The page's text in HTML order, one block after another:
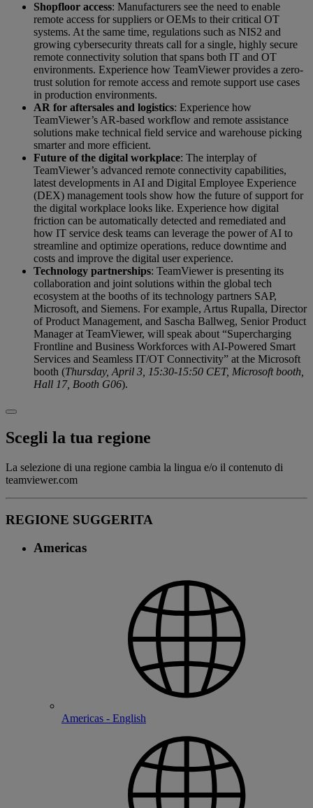
Shopfloor access: Manufacturers see the need to enable
remote access for suppliers or OEMs to their critical OT
systems. At the same time, regulations such as NIS2 and
growing cybersecurity threats call for a single, highly secure
remote connectivity solution that spans both IT and OT
environments. Experience how TeamViewer provides a zero-
trust solution for remote access and remote support use cases
in production environments.
AR for aftersales and logistics: Experience how
TeamViewer’s AR-based workflow and remote assistance
solutions make technical field service and warehouse picking
smarter and more efficient.
Future of the digital workplace: The interplay of
TeamViewer’s advanced remote connectivity capabilities,
latest developments in AI and Digital Employee Experience
(DEX) management tools show how the future of support for
the digital workplace looks like. Experience how digital
friction can be automatically detected and remediated and
how IT service desk teams can leverage the power of AI to
streamline and optimize operations, reduce downtime and
costs and improve the digital user experience.
Technology partnerships: TeamViewer is presenting its
collaboration and joint solutions within the global tech
ecosystem at the booths of its technology partners SAP,
Microsoft, and Siemens. For example, Artus Rupalla, Director
of Product Management, and Sascha Ballweg, Senior Product
Manager at TeamViewer, will speak about “Supercharging
Frontline and Business Workforces with AI-Powered Smart
Services and Seamless IT/OT Connectivity” at the Microsoft
booth (Thursday, April 3, 15:30-15:50 CET, Microsoft booth,
Hall 17, Booth G06).
Scegli la tua regione
La selezione di una regione cambia la lingua e/o il contenuto di
teamviewer.com
REGIONE SUGGERITA
Americas
Americas - English